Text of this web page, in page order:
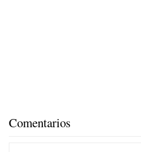
Comentarios